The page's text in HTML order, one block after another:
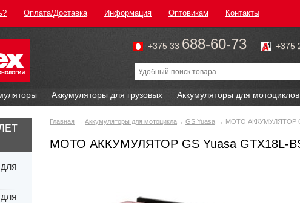
Оплата/Доставка Информация Оптовикам Контакты
+375 33 688-60-73 +375
Аккумуляторы для грузовых Аккумуляторы для мотоциклов
Главная → Аккумуляторы для мотоцикла→ GS Yuasa → МОТО АККУМУЛЯТОР
МОТО АККУМУЛЯТОР GS Yuasa GTX18L-